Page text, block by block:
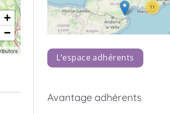
+
−
L’espace adhérents
Avantage adhérents